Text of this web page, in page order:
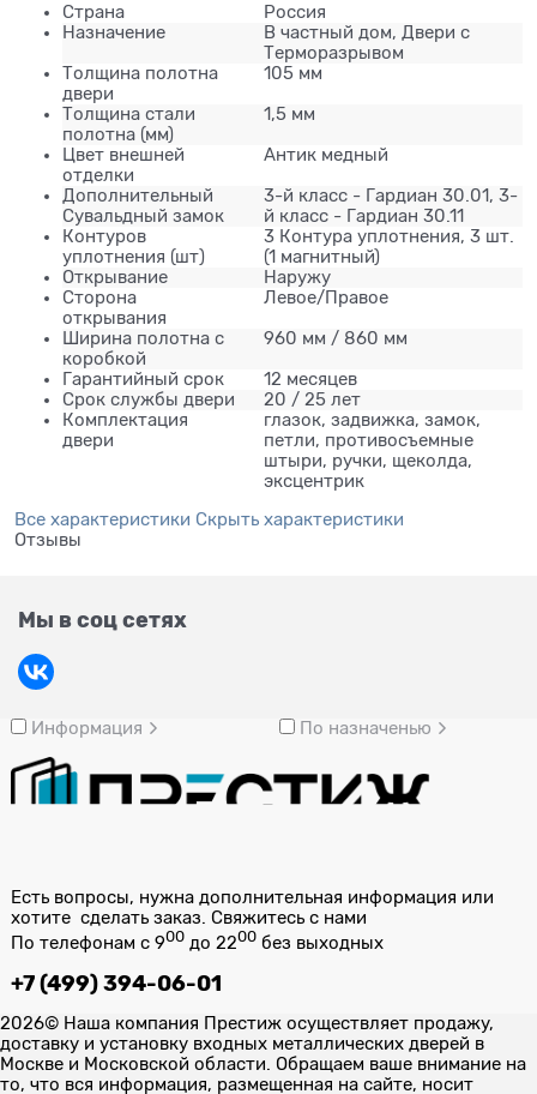
Страна
Россия
Назначение
В частный дом, Двери с
Терморазрывом
Толщина полотна
двери
105 мм
Толщина стали
полотна (мм)
1,5 мм
Цвет внешней
отделки
Антик медный
Дополнительный
Сувальдный замок
3-й класс - Гардиан 30.01, 3-
й класс - Гардиан 30.11
Контуров
уплотнения (шт)
3 Контура уплотнения, 3 шт.
(1 магнитный)
Открывание
Наружу
Сторона
открывания
Левое/Правое
Ширина полотна с
коробкой
960 мм / 860 мм
Гарантийный срок
12 месяцев
Срок службы двери
20 / 25 лет
Комплектация
двери
глазок, задвижка, замок,
петли, противосъемные
штыри, ручки, щеколда,
эксцентрик
Все характеристики Скрыть характеристики
Отзывы
Мы в соц сетях
Информация По назначенью
Есть вопросы, нужна дополнительная информация или
хотите сделать заказ. Свяжитесь с нами
По телефонам с 900 до 2200 без выходных
+7 (499) 394-06-01
2026© Наша компания Престиж осуществляет продажу,
доставку и установку входных металлических дверей в
Москве и Московской области. Обращаем ваше внимание на
то, что вся информация, размещенная на сайте, носит